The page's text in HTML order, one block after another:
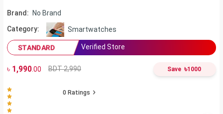
Brand: No Brand
Category: Smartwatches
STANDARD Verified Store
৳ 1,990.00 BDT 2,990 Save ৳1000
0 Ratings